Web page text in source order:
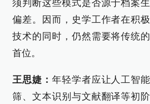
须判断这些模式是否源于档案
偏差。因而，史学工作者在积
技术的同时，仍然需要将传统
首位。
王思婕： 年轻学者应让人工智
筛、文本识别与文献翻译等初